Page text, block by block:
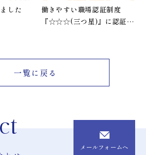
した
働きやすい職場認証制度
『☆☆☆(三つ星)』に認証さ
一覧に戻る
メールフォームへ